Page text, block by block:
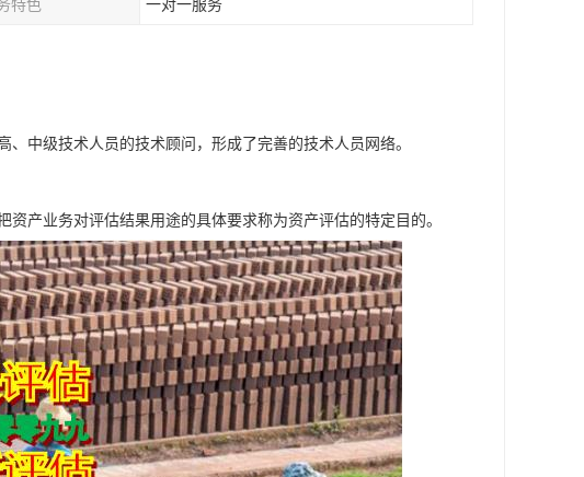
特色 一对一服务
中级技术人员的技术顾问，形成了完善的技术人员网络。
产业务对评估结果用途的具体要求称为资产评估的特定目的。